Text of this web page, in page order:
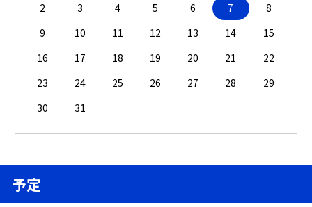
2
3 4 5 6 7
8
9
10 11 12 13 14
15
16
17 18 19 20 21
22
23
24 25 26 27 28
29
30
31
予定